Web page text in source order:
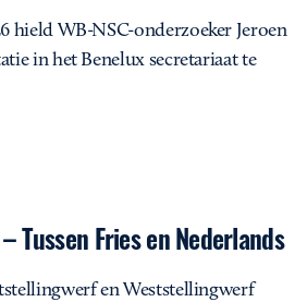
hield WB-NSC-onderzoeker Jeroen
in het Benelux secretariaat te
Tussen Fries en Nederlands
en Weststellingwerf